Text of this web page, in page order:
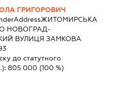
ГРИГОРОВИЧ
ЖИТОМИРСЬКА
НОВОГРАД-
ВУЛИЦЯ ЗАМКОВА
до статутного
805 000 (100 %)